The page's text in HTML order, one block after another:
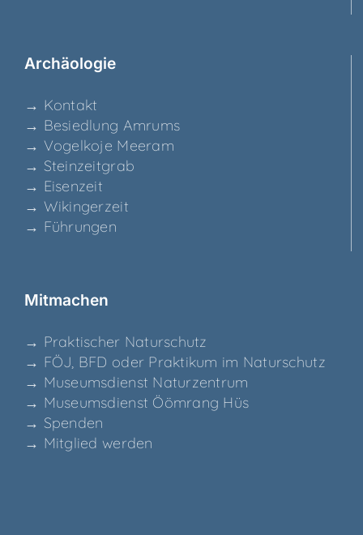
Archäo­lo­gie
→ Kon­takt
→ Besied­lung Amrums
→ Vogel­ko­je Meeram
→ Stein­zeit­grab
→ Eisen­zeit
→ Wikin­ger­zeit
→ Füh­run­gen
Mit­ma­chen
→ Prak­ti­scher Naturschutz
→ FÖJ, BFD oder Prak­ti­kum im Naturschutz
→ Muse­ums­dienst Naturzentrum
→ Muse­ums­dienst Ööm­rang Hüs
→ Spen­den
→ Mit­glied werden